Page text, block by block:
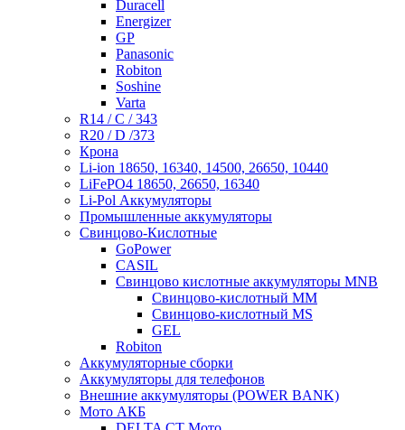
Duracell
Energizer
GP
Panasonic
Robiton
Soshine
Varta
R14 / C / 343
R20 / D /373
Крона
Li-ion 18650, 16340, 14500, 26650, 10440
LiFePO4 18650, 26650, 16340
Li-Pol Аккумуляторы
Промышленные аккумуляторы
Свинцово-Кислотные
GoPower
CASIL
Свинцово кислотные аккумуляторы MNB
Cвинцово-кислотный MM
Cвинцово-кислотный MS
GEL
Robiton
Аккумуляторные сборки
Аккумуляторы для телефонов
Внешние аккумуляторы (POWER BANK)
Мото АКБ